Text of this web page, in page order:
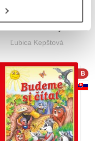
Bola raz jedna škola a
Ľubica Kepštová
B